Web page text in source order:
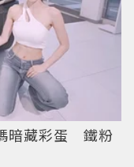
暗藏彩蛋 鐵粉